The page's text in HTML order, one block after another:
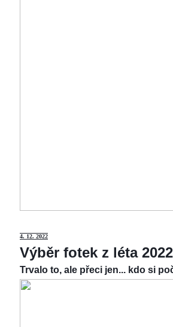
4. 12. 2022
Výběr fotek z léta
Trvalo to, ale přeci jen... kdo si